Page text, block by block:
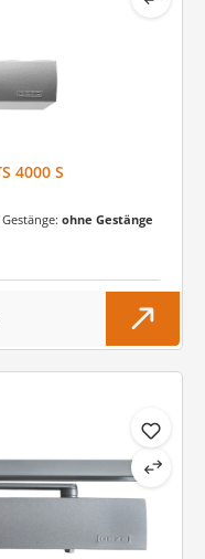
4000 S
Gestänge: ohne Gestänge